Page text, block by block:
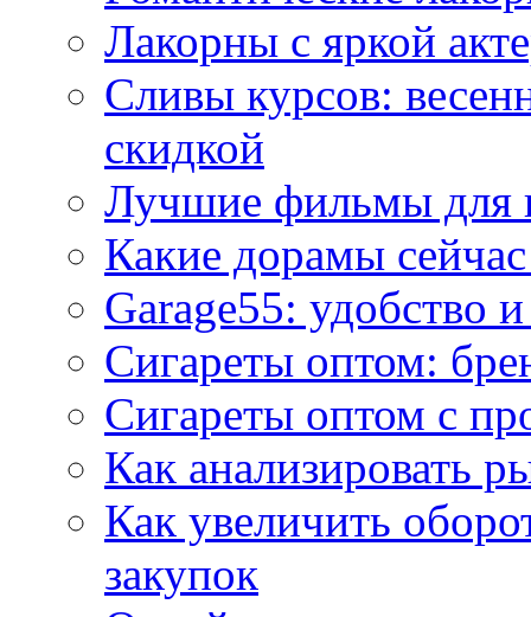
Лакорны с яркой
Сливы курсов:
скидкой
Лучшие фильмы для
Какие дорамы
Garage55: удобство
Сигареты оптом:
Сигареты оптом с
Как анализировать
Как увеличить
закупок